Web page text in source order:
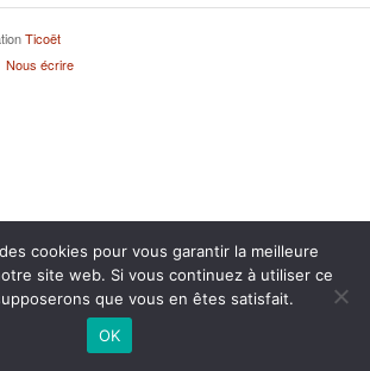
Ticoët
Nous écrire
cookies pour vous garantir la meilleure
site web. Si vous continuez à utiliser ce
que vous en êtes satisfait.
OK